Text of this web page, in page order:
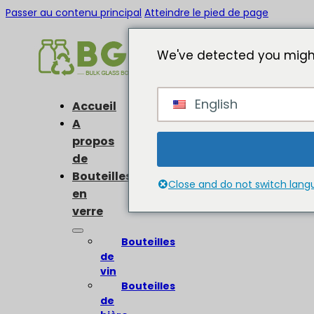
Passer au contenu principal Atteindre le pied de page
Accueil
A
propos
de
Bouteilles
en
verre
Bouteilles
de
vin
Bouteilles
de
We've detected you
English
Close and do not switch